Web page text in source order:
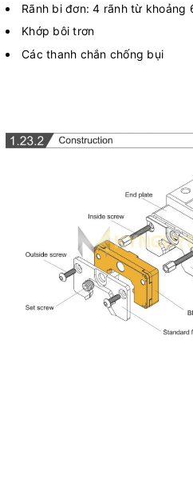
Rãnh bi đơn: 4 rãnh từ khoảng
Khớp bôi trơn
Các thanh chắn chống bụi